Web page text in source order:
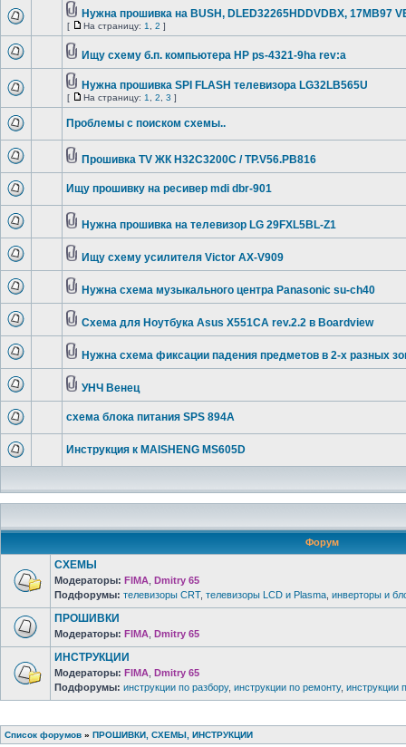
Нужна прошивка на BUSH, DLED32265HDDVDBX, 17MB97
[ На страницу: 1 2 ]
Ищу схему б.п. компьютера HP ps-4321-9ha rev:a
Нужна прошивка SPI FLASH телевизора LG32LB565U
[ На страницу: 1 2 3 ]
Проблемы с поиском схемы..
Прошивка TV ЖК H32C3200C / TP.V56.PB816
Ищу прошивку на ресивер mdi dbr-901
Нужна прошивка на телевизор LG 29FXL5BL-Z1
Ищу схему усилителя Victor AX-V909
Нужна схема музыкального центра Panasonic su-ch40
Схема для Ноутбука Asus X551CA rev.2.2 в Boardview
Нужна схема фиксации падения предметов в 2-х разных
УНЧ Венец
схема блока питания SPS 894A
Инструкция к MAISHENG MS605D
Форум
СХЕМЫ
Модераторы: FIMA Dmitry 65
Подфорумы: телевизоры CRT, телевизоры LCD и Plasma инверторы и
ПРОШИВКИ
Модераторы: FIMA Dmitry 65
ИНСТРУКЦИИ
Модераторы: FIMA Dmitry 65
Подфорумы: инструкции по разбору, инструкции по ремонту, инструкции
Список форумов » ПРОШИВКИ, СХЕМЫ, ИНСТРУКЦИИ